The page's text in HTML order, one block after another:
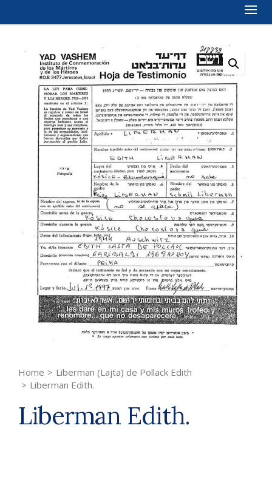
Home > Liberman (Lajta) de Pollack Edith
> Liberman Edith.
Liberman Edith.